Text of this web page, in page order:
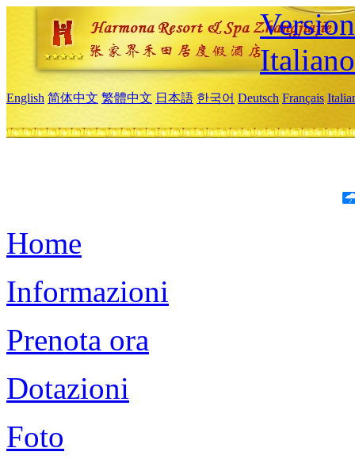
Italiano
English 简体中文 繁體中文 日本語 한국어 Deutsch Français
Home
Informazioni
Prenota ora
Dotazioni
Foto